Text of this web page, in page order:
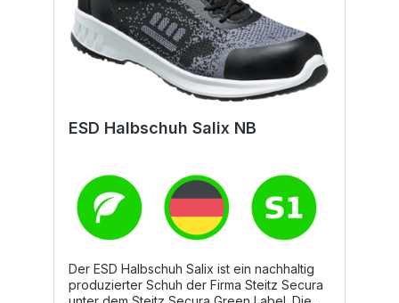
ESD Halbschuh Salix NB
Der ESD Halbschuh Salix ist ein nachhaltig
produzierter Schuh der Firma Steitz Secura